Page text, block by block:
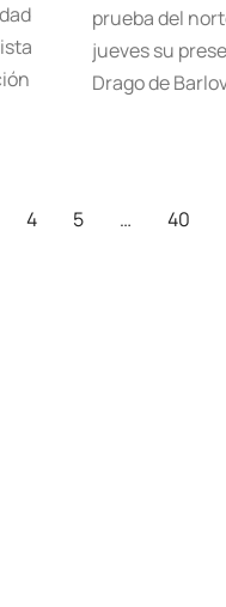
prueba del
jueves su
Drago de
4 5 … 40